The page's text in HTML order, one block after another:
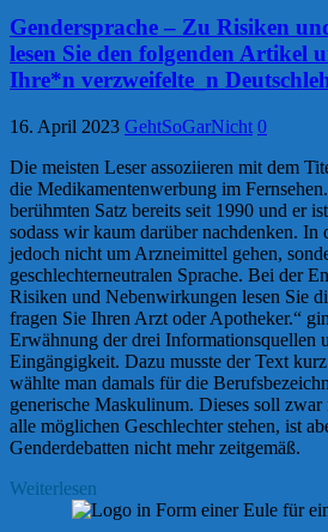
Gendersprache – Zu Risiken
lesen Sie den folgenden Artikel
Ihre*n verzweifelte_n
16. April 2023 GehtSoGarNicht 0
Die meisten Leser assoziieren mit dem
die Medikamentenwerbung im
berühmten Satz bereits seit 1990 und er
sodass wir kaum darüber nachdenken. In
jedoch nicht um Arzneimittel gehen,
geschlechterneutralen Sprache. Bei der
Risiken und Nebenwirkungen lesen Sie
fragen Sie Ihren Arzt oder Apotheker.“
Erwähnung der drei Informationsquellen
Eingängigkeit. Dazu musste der Text
wählte man damals für die
generische Maskulinum. Dieses soll
alle möglichen Geschlechter stehen, ist
Genderdebatten nicht mehr zeitgemäß.
Weiterlesen